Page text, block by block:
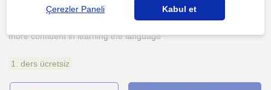
more confident in learning the language
1. ders ücretsiz
Çerezler Paneli Kabul et